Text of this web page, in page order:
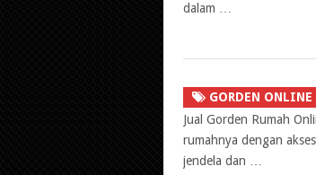
dalam …
GORDEN ONLINE
Jual Gorden Rumah
rumahnya dengan
jendela dan …